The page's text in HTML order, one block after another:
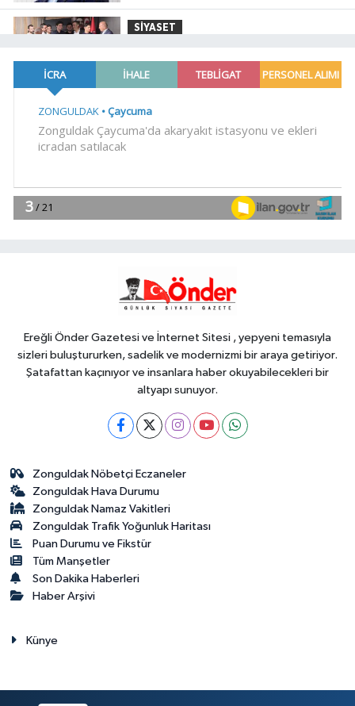
SİYASET
katılımlar... Gürsel Tekin: Birlikte
başaracağız
23:29Anadolu Otoyolu'nda
19:59
ETMEDİLER!..”
Ereğli Önder Gazetesi ve İnternet Sitesi , yepyeni temasıyla
sizleri buluştururken, sadelik ve modernizmi bir araya getiriyor.
Şatafattan kaçınıyor ve insanlara haber okuyabilecekleri bir
altyapı sunuyor.
Zonguldak Nöbetçi Eczaneler
Zonguldak Hava Durumu
Zonguldak Namaz Vakitleri
Zonguldak Trafik Yoğunluk Haritası
Puan Durumu ve Fikstür
Tüm Manşetler
Son Dakika Haberleri
Haber Arşivi
Künye